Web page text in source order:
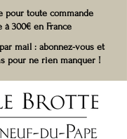
pour toute commande
300€ en France
mail : abonnez-vous et
pour ne rien manquer !